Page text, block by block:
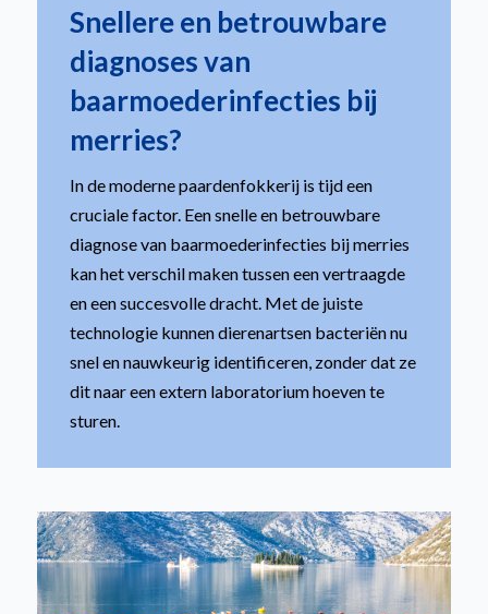
Snellere en betrouwbare
diagnoses van
baarmoederinfecties bij
merries?
In de moderne paardenfokkerij is tijd een
cruciale factor. Een snelle en betrouwbare
diagnose van baarmoederinfecties bij merries
kan het verschil maken tussen een vertraagde
en een succesvolle dracht. Met de juiste
technologie kunnen dierenartsen bacteriën nu
snel en nauwkeurig identificeren, zonder dat ze
dit naar een extern laboratorium hoeven te
sturen.